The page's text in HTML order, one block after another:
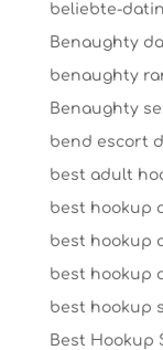
beliebte-
Benaughty
benaughty
Benaughty
bend escort
best adult
best hookup
best hookup
best hookup
best hookup
Best Hookup